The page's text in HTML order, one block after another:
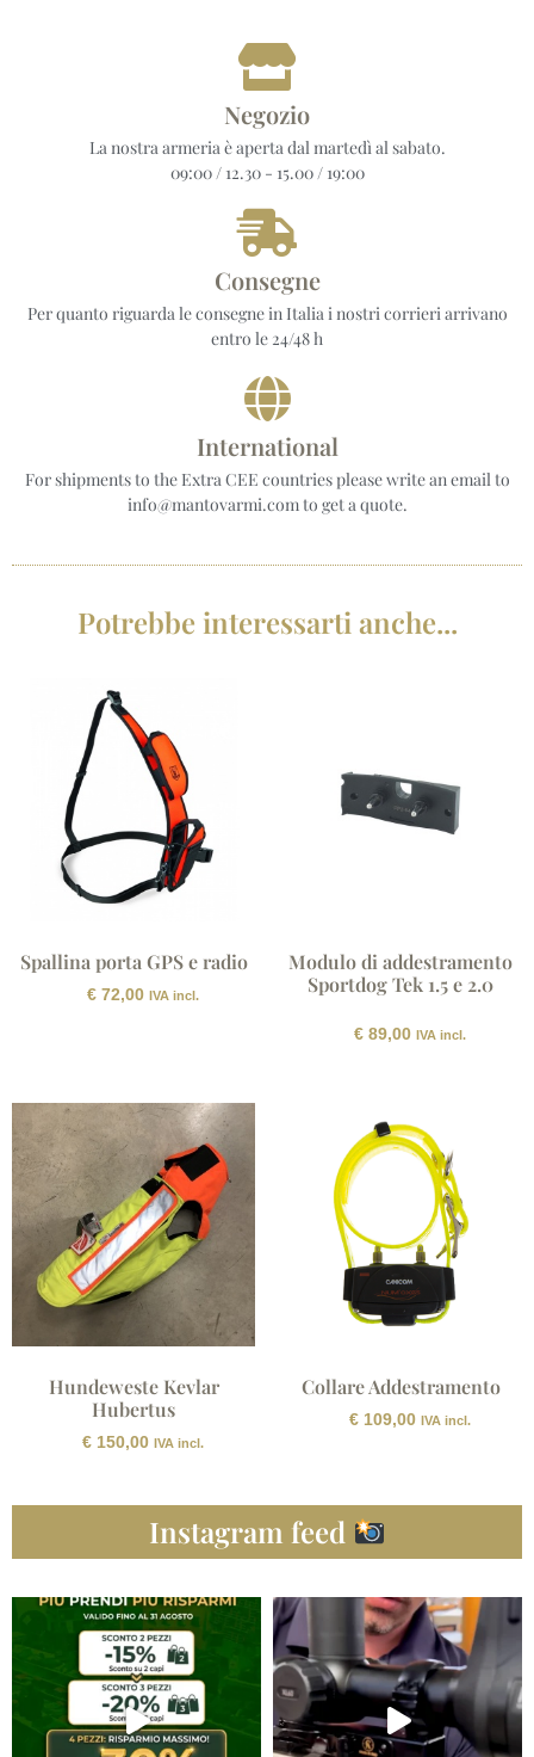
Negozio
La nostra armeria è aperta dal martedì al sabato.
09:00 / 12.30 - 15.00 / 19:00
Consegne
Per quanto riguarda le consegne in Italia i nostri corrieri arrivano
entro le 24/48 h
International
For shipments to the Extra CEE countries please write an email to
info@mantovarmi.com to get a quote.
Potrebbe interessarti anche...
Spallina porta GPS e radio
€72,00 IVA incl.
Modulo di addestramento
Sportdog Tek 1.5 e 2.0
€89,00 IVA incl.
Hundeweste Kevlar
Hubertus
€150,00 IVA incl.
Collare Addestramento
€109,00 IVA incl.
Instagram feed